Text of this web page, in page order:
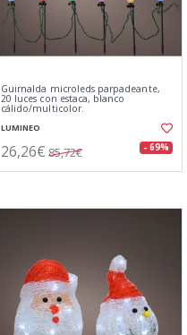
Guirnalda microleds parpadeante,
20 luces con estaca, blanco
cálido/multicolor.
LUMINEO
26,26€ 85,72€ - 69%